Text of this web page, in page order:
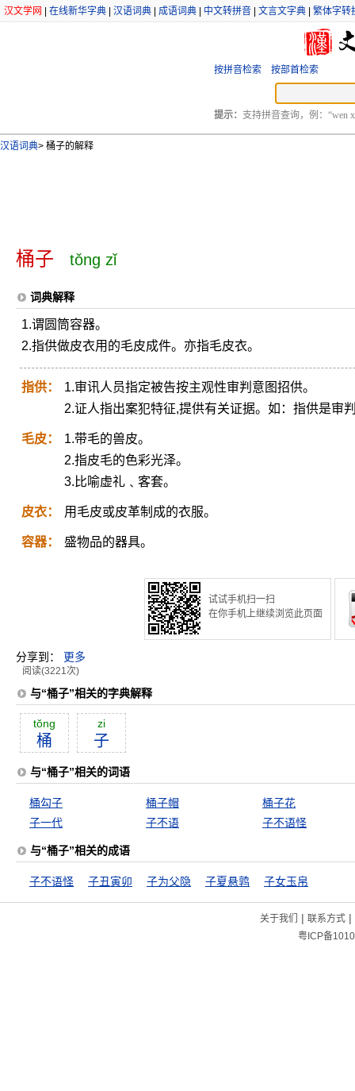
汉文学网 在线新华字典 汉语词典 成语词典 中文转拼音 文言文字典 繁体字转
按拼音检索 按部首检索
提示： 支持拼音查询，例：“wen
汉语词典> 桶子的解释
桶子 tǒng zǐ
词典解释
1.谓圆筒容器。
2.指供做皮衣用的毛皮成件。亦指毛皮衣。
指供：
1.审讯人员指定被告按主观性审判意图招供。
2.证人指出案犯特征,提供有关证据。如：指供是审
毛皮：
1.带毛的兽皮。
2.指皮毛的色彩光泽。
3.比喻虚礼﹑客套。
皮衣： 用毛皮或皮革制成的衣服。
容器： 盛物品的器具。
试试手机扫一扫
在你手机上继续浏览此页面
分享到： 更多
阅读(3221次)
与“桶子”相关的字典解释
tŏng
桶
zi
子
与“桶子”相关的词语
桶勾子 桶子帽
桶子花
子一代
子不语 子不语怪
与“桶子”相关的成语
子不语怪 子丑寅卯 子为父隐 子夏悬鹑 子女玉帛
关于我们 | 联系方式|
粤ICP备